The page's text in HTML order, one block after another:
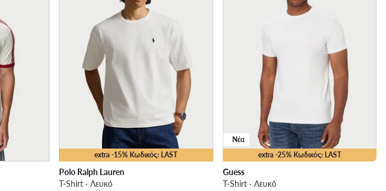
extra -15% Κωδικός: LAST
Polo Ralph Lauren
T-Shirt · Λευκό
extra -25% Κωδικός: LAST
Νέα
Guess
T-Shirt · Λευκό